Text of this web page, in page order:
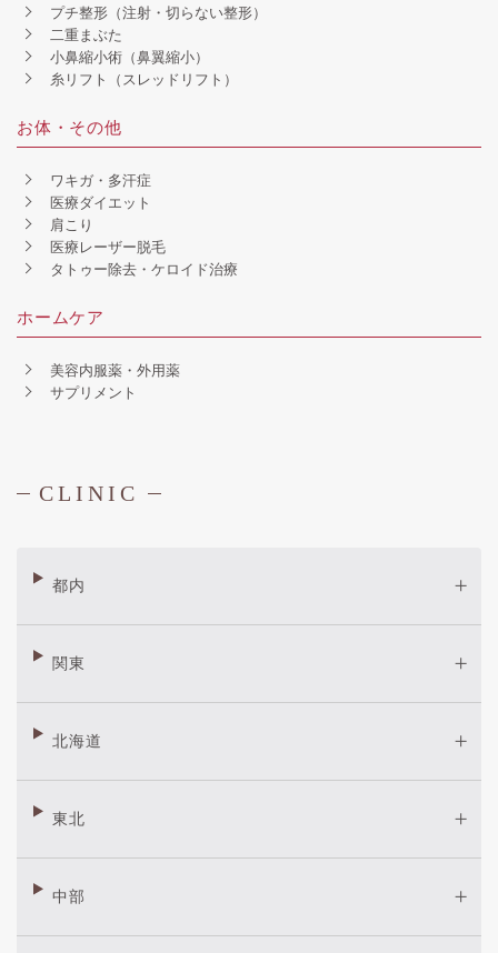
プチ整形（注射・切らない整形）
二重まぶた
小鼻縮小術（鼻翼縮小）
糸リフト（スレッドリフト）
お体・その他
ワキガ・多汗症
医療ダイエット
肩こり
医療レーザー脱毛
タトゥー除去・ケロイド治療
ホームケア
美容内服薬・外用薬
サプリメント
CLINIC
都内
関東
北海道
東北
中部